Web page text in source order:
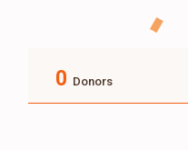
0 Donors